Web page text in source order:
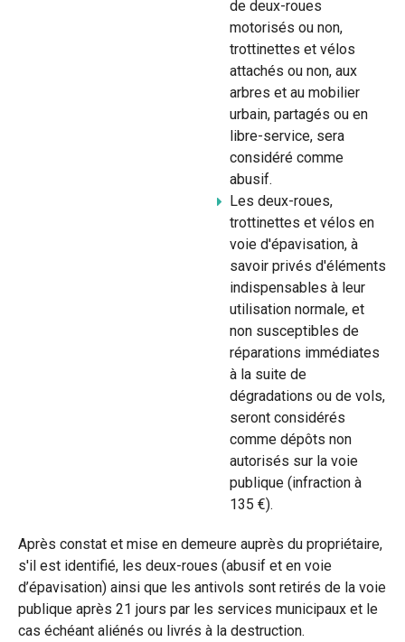
de deux-roues
motorisés ou non,
trottinettes et vélos
attachés ou non, aux
arbres et au mobilier
urbain, partagés ou en
libre-service, sera
considéré comme
abusif.
Les deux-roues,
trottinettes et vélos en
voie d'épavisation, à
savoir privés d'éléments
indispensables à leur
utilisation normale, et
non susceptibles de
réparations immédiates
à la suite de
dégradations ou de vols,
seront considérés
comme dépôts non
autorisés sur la voie
publique (infraction à
135 €).
Après constat et mise en demeure auprès du propriétaire,
s'il est identifié, les deux-roues (abusif et en voie
d’épavisation) ainsi que les antivols sont retirés de la voie
publique après 21 jours par les services municipaux et le
cas échéant aliénés ou livrés à la destruction.